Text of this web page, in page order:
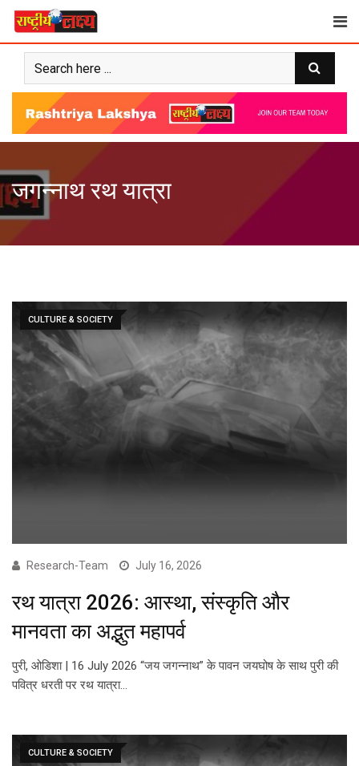
Skip
content
जगन्नाथ रथ यात्रा
CULTURE & SOCIETY
Research-Team July 16, 2026
रथ यात्रा 2026: आस्था, संस्कृति और
मानवता का अद्भुत महापर्व
पुरी, ओडिशा | 16 July 2026 “जय जगन्नाथ” के पावन जयघोष के साथ पुरी की
पवित्र धरती पर रथ यात्रा…
CULTURE & SOCIETY